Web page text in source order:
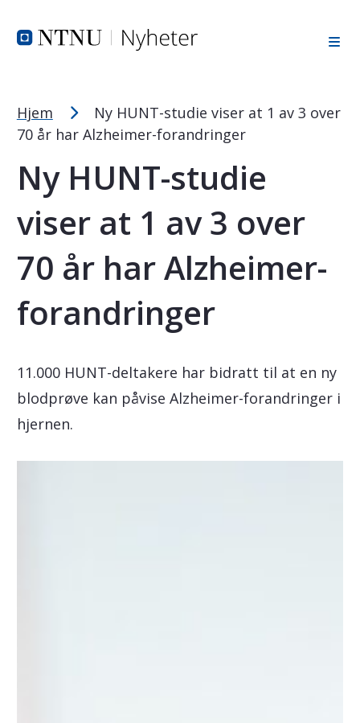
PC: Press ned CTRL og klikk på + (pluss) for å forstørre
Hjem
Ny HUNT-studie viser at 1 av 3 over
70 år har Alzheimer-forandringer
Ny HUNT-studie
viser at 1 av 3 over
70 år har Alzheimer-
forandringer
11.000 HUNT-deltakere har bidratt til at en ny
blodprøve kan påvise Alzheimer-forandringer i
hjernen.